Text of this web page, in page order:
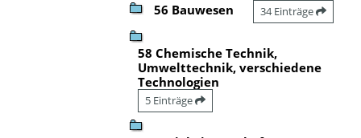
56 Bauwesen 34 Einträge
58 Chemische Technik,
Umwelttechnik, verschiedene
Technologien
5 Einträge